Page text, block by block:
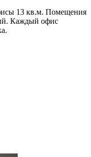
13 кв.м. Помещения
Каждый офис